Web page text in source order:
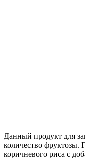
Данный продукт для
количество фруктозы.
коричневого риса с